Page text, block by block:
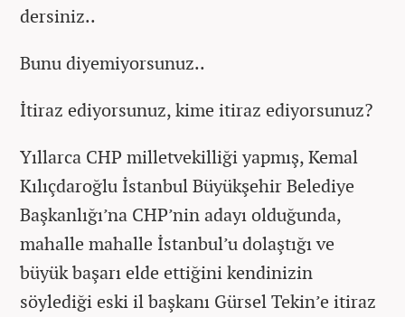
dersiniz..
Bunu diyemiyorsunuz..
İtiraz ediyorsunuz, kime itiraz ediyorsunuz?
Yıllarca CHP milletvekilliği yapmış, Kemal
Kılıçdaroğlu İstanbul Büyükşehir Belediye
Başkanlığı’na CHP’nin adayı olduğunda,
mahalle mahalle İstanbul’u dolaştığı ve
büyük başarı elde ettiğini kendinizin
söylediği eski il başkanı Gürsel Tekin’e itiraz